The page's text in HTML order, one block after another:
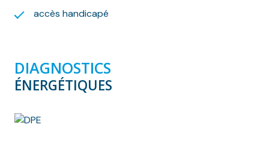
accès handicapé
DIAGNOSTICS
ÉNERGÉTIQUES